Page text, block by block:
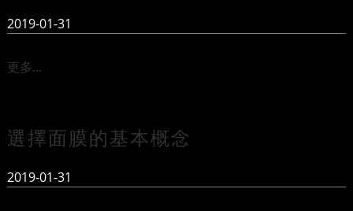
2019-01-31
更多...
選擇面膜的基本概念
2019-01-31